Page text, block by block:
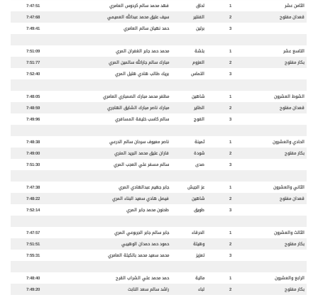
الثامن عشر 1 لحاق فهد محمد سالم كردوس العامري
7:47:51
قعدان مفتوح
2 الفنتير سيف عتيق محمد عبدالله العميمي
7:47:68
3
برلين حمد نهيان سالم العامري 7:49:41
التاسع عشر 1 بلشة محمد حمد جابر الغفران المري
7:51:09
بكار مفتوح
2 العزوم مبارك سالم جارالله سالمين المري
7:51:77
3
التماس بريك طالب هادي هليل المري 7:52:40
الشوط العشرون 1 شاهين مظفر محمد مبارك الصمباري العامري
7:48:05
قعدان مفتوح
2 الطاير مبارك ناصر مبارك الشايق الهاجري
7:48:59
3
الفوج سالم كاسب خليفة المسافري 7:49:96
الحادي والعشرون 1 ثمينة ناصر معيوف سرحان سالم الدرعي
7:48:38
بكار مفتوح
2 شودة فاران عتيق محمد البريد المنري
7:49:00
3
صدى سالم مسفر علي العجب المري 7:51:30
الثاني والعشرون 1 عز الجيش جابر جهيم عبدالهادي المري
7:47:38
قعدان مفتوح
2 شاهين فيصل هادي سعيد البناء المري
7:48:22
3
طويق طحنون محمد جابر المري 7:52:14
الثالث والعشرون 1 الحرقاء جابر سالم جابر الجربوعي المري
7:47:57
بكار مفتوح
2 وهيلة حمود حمد حمدان الوهيبي
7:51:51
3
تعزيز محمد سعيد محمد بالكيلة العامري 7:55:31
الرابع والعشرون 1 مالية حمد محمد علي الشراب القرح
7:48:40
بكار مفتوح
2 لباء راشد سالم سعد النابت
7:49:20